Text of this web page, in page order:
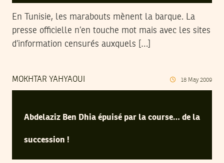
En Tunisie, les marabouts mènent la barque. La
presse officielle n’en touche mot mais avec les sites
d’information censurés auxquels […]
MOKHTAR YAHYAOUI 18 May 2009
Abdelaziz Ben Dhia épuisé par la course… de la
succession !